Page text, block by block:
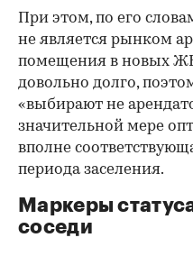
При этом, по его
не является рынком
помещения в новых ЖК
довольно долго,
«выбирают не
значительной мере
вполне
периода заселения.
Маркеры
соседи